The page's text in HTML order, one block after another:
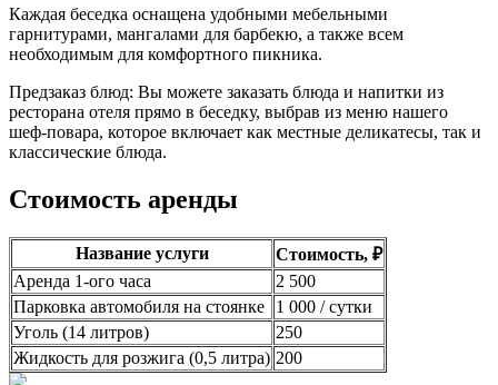
Забронировать
Прямое бронирование 2026
Каждая беседка оснащена удобными мебельными
гарнитурами, мангалами для барбекю, а также всем
необходимым для комфортного пикника.
Предзаказ блюд: Вы можете заказать блюда и напитки из
ресторана отеля прямо в беседку, выбрав из меню нашего
шеф-повара, которое включает как местные деликатесы, так и
классические блюда.
Стоимость аренды
Название услуги
Стоимость, ₽
Аренда 1-ого часа
2 500
Парковка автомобиля на стоянке
1 000 / сутки
Уголь (14 литров)
250
Жидкость для розжига (0,5 литра) 200